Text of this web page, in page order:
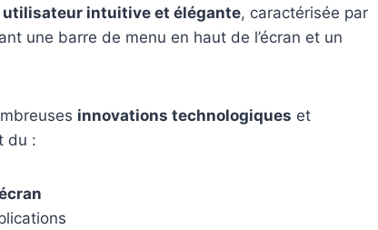
utilisateur intuitive et élégante, caractérisée par
une barre de menu en haut de l’écran et un
innovations technologiques et
du :